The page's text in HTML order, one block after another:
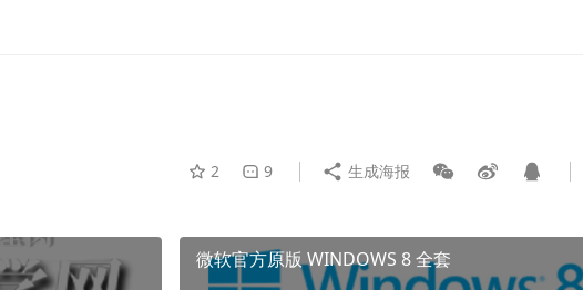
2 9 生成海报
微软官方原版 WINDOWS 8 全套